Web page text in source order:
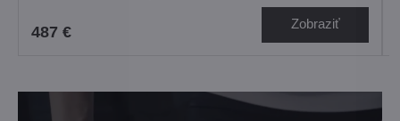
487 € Zobraziť